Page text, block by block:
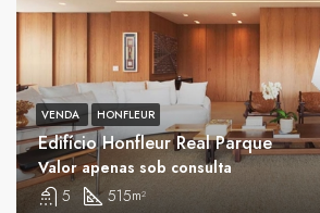
Edifício Honfleur Real Parque
5 515m²
Valor apenas sob consulta
VENDA HONFLEUR